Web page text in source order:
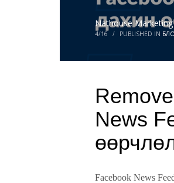
Nathouse Marketing
4/16 / PUBLISHED IN
News
Facebook News